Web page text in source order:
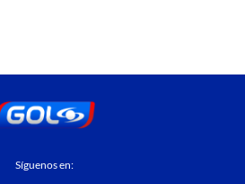
Síguenos en: